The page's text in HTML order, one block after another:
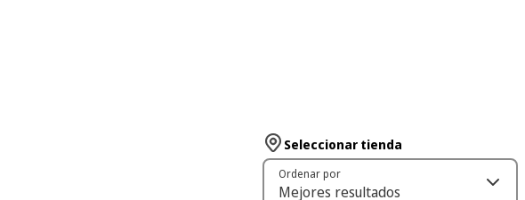
Seleccionar tienda
Ordenar por